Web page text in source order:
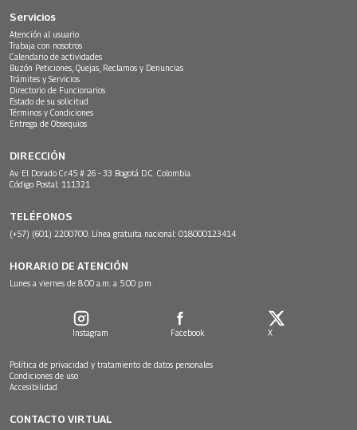
Servicios
Atención al usuario
Trabaja con nosotros
Calendario de actividades
Buzón Peticiones, Quejas, Reclamos y Denuncias
Trámites y Servicios
Directorio de Funcionarios
Estado de su solicitud
Términos y Condiciones
Entrega de Obsequios
DIRECCIÓN
Av. El Dorado Cr.45 # 26 - 33 Bogotá D.C. Colombia.
Código Postal: 111321
TELÉFONOS
(+57) (601) 2200700. Línea gratuita nacional: 018000123414
HORARIO DE ATENCIÓN
Lunes a viernes de 8:00 a.m. a 5:00 p.m.
Instagram Facebook X
Política de privacidad y tratamiento de datos personales
Condiciones de uso
Accesibilidad
CONTACTO VIRTUAL